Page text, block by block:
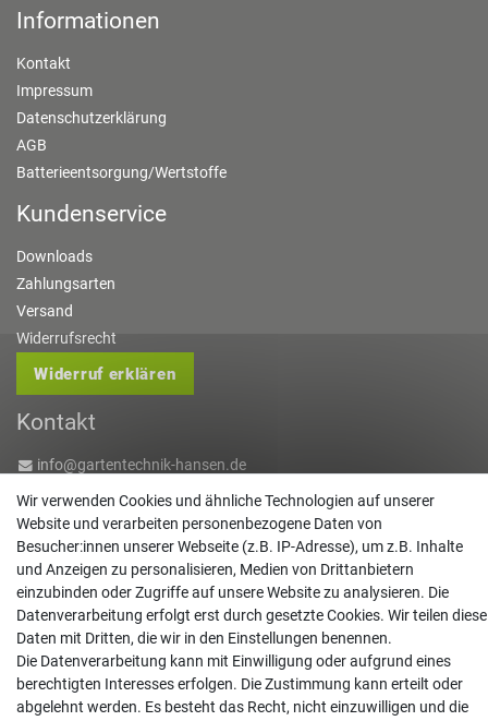
Informationen
Kontakt
Impressum
Datenschutzerklärung
AGB
Batterieentsorgung/Wertstoffe
Kundenservice
Downloads
Zahlungsarten
Versand
Widerrufsrecht
Widerruf erklären
Kontakt
info@gartentechnik-hansen.de
0481 8565-0
Mo. - Do. 08:00 - 17:00 | Fr. 8:00 - 15:00
Anrufe aus dem dt. Festnetz zum Ortstarif, Preise aus dem Mobilfunknetz ggf.
abweichend (abhängig vom Provider).
Wir verwenden Cookies und ähnliche Technologien auf unserer
Website und verarbeiten personenbezogene Daten von
Besucher:innen unserer Webseite (z.B. IP-Adresse), um z.B. Inhalte
und Anzeigen zu personalisieren, Medien von Drittanbietern
einzubinden oder Zugriffe auf unsere Website zu analysieren. Die
Datenverarbeitung erfolgt erst durch gesetzte Cookies. Wir teilen diese
Daten mit Dritten, die wir in den Einstellungen benennen.
Die Datenverarbeitung kann mit Einwilligung oder aufgrund eines
berechtigten Interesses erfolgen. Die Zustimmung kann erteilt oder
abgelehnt werden. Es besteht das Recht, nicht einzuwilligen und die